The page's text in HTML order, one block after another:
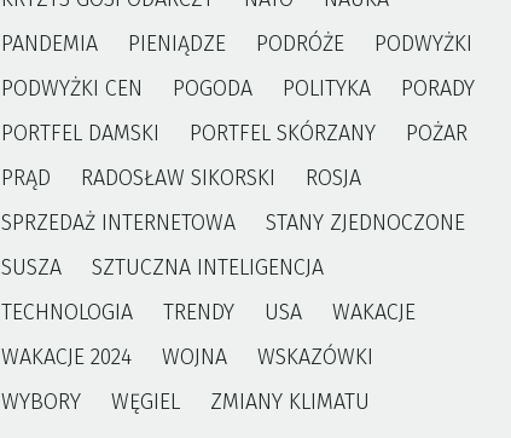
PANDEMIA
PIENIĄDZE PODRÓŻE
PODWYŻKI
PODWYŻKI CEN
POGODA POLITYKA
PORADY
PORTFEL DAMSKI
PORTFEL SKÓRZANY
POŻAR
PRĄD
RADOSŁAW SIKORSKI
ROSJA
SPRZEDAŻ INTERNETOWA
STANY ZJEDNOCZONE
SUSZA
SZTUCZNA INTELIGENCJA
TECHNOLOGIA
TRENDY USA
WAKACJE
WAKACJE 2024
WOJNA
WSKAZÓWKI
WYBORY
WĘGIEL ZMIANY KLIMATU